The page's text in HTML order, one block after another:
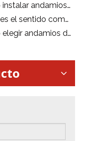
Cómo instalar andamios de aluminio no estándar
¿Cuál es el sentido común para el uso de andamios de aluminio?
Cómo elegir andamios de aluminio